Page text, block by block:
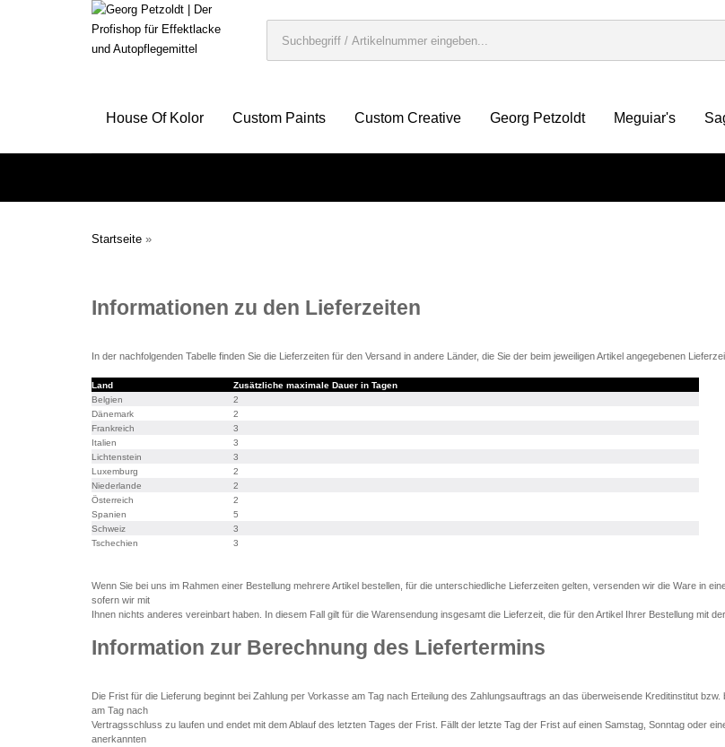
House Of Kolor Custom Paints Custom Creative Georg Petzoldt Meguiar's
Startseite »
Informationen zu den Lieferzeiten
In der nachfolgenden Tabelle finden Sie die Lieferzeiten für den Versand in andere Länder, die Sie der beim jeweiligen Artikel angegebenen
Land
Zusätzliche maximale Dauer in Tagen
Belgien
2
Dänemark
2
Frankreich
3
Italien
3
Lichtenstein
3
Luxemburg
2
Niederlande
2
Österreich
2
Spanien
5
Schweiz
3
Tschechien
3
Wenn Sie bei uns im Rahmen einer Bestellung mehrere Artikel bestellen, für die unterschiedliche Lieferzeiten gelten, versenden wir die Ware in
sofern wir mit
Ihnen nichts anderes vereinbart haben. In diesem Fall gilt für die Warensendung insgesamt die Lieferzeit, die für den Artikel Ihrer Bestellung mit
Information zur Berechnung des Liefertermins
Die Frist für die Lieferung beginnt bei Zahlung per Vorkasse am Tag nach Erteilung des Zahlungsauftrags an das überweisende Kreditinstitut
am Tag nach
Vertragsschluss zu laufen und endet mit dem Ablauf des letzten Tages der Frist. Fällt der letzte Tag der Frist auf einen Samstag, Sonntag oder
anerkannten